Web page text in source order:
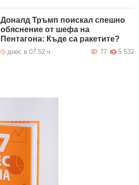
Доналд Тръмп поискал спешно
обяснение от шефа на
Пентагона: Къде са ракетите?
днес в 07:52 ч. 5 532
77